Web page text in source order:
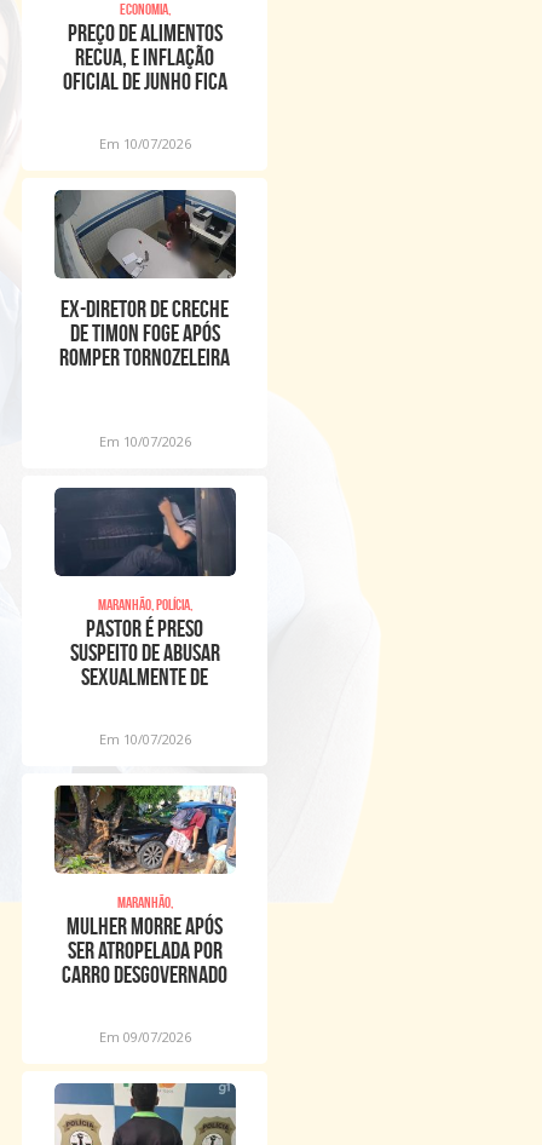
Economia,
Preço de alimentos
recua, e inflação
oficial de junho fica
Em 10/07/2026
Ex-diretor de creche
de Timon foge após
romper tornozeleira
Em 10/07/2026
Maranhão, Polícia,
Pastor é preso
suspeito de abusar
sexualmente de
Em 10/07/2026
Maranhão,
Mulher morre após
ser atropelada por
carro desgovernado
Em 09/07/2026